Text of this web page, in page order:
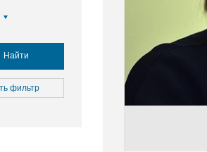
и отдых
Найти
фильтр